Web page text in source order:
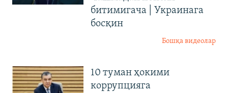
битимигача | Украинага
босқин
Бошқа видеолар
10 туман ҳокими
коррупцияга